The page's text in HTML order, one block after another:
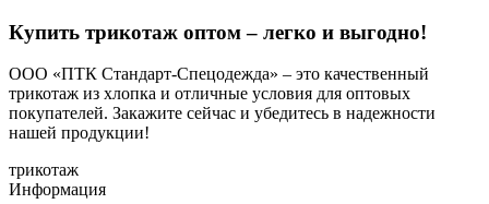
Купить трикотаж оптом – легко и выгодно!
ООО «ПТК Стандарт-Спецодежда» – это качественный
трикотаж из хлопка и отличные условия для оптовых
покупателей. Закажите сейчас и убедитесь в надежности
нашей продукции!
трикотаж
Информация